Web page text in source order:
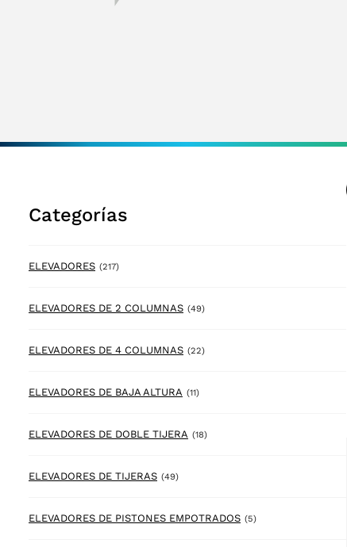
Categorías
ELEVADORES (217)217 products
ELEVADORES DE 2 COLUMNAS (49)49 products
ELEVADORES DE 4 COLUMNAS (22)22 products
ELEVADORES DE BAJA ALTURA (11)11 products
ELEVADORES DE DOBLE TIJERA (18)18 products
ELEVADORES DE TIJERAS (49)49 products
ELEVADORES DE PISTONES EMPOTRADOS (5)5 products